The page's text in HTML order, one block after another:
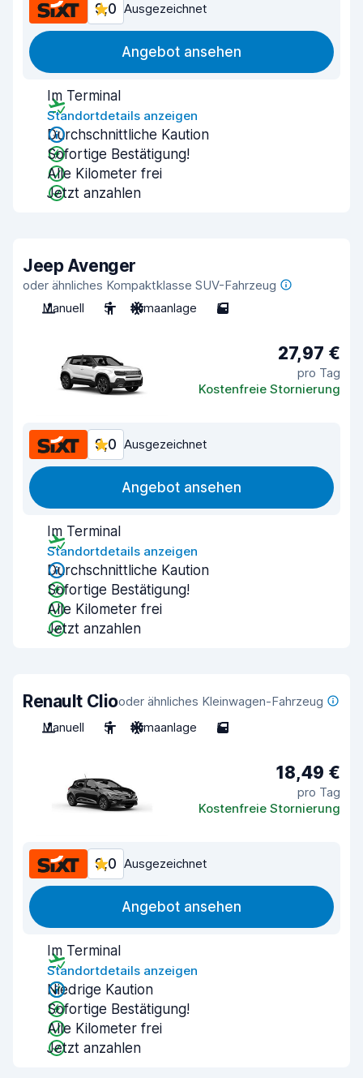
9,0 Ausgezeichnet
Angebot ansehen
Im Terminal
Standortdetails anzeigen
Durchschnittliche Kaution
Sofortige Bestätigung!
Alle Kilometer frei
Jetzt anzahlen
Jeep Avenger
oder ähnliches Kompaktklasse SUV-Fahrzeug
Manuell
5 Klimaanlage 5
27,97 €
pro Tag
Kostenfreie Stornierung
9,0 Ausgezeichnet
Angebot ansehen
Im Terminal
Standortdetails anzeigen
Durchschnittliche Kaution
Sofortige Bestätigung!
Alle Kilometer frei
Jetzt anzahlen
Renault Cliooder ähnliches Kleinwagen-Fahrzeug
Manuell
5 Klimaanlage 5
18,49 €
pro Tag
Kostenfreie Stornierung
9,0 Ausgezeichnet
Angebot ansehen
Im Terminal
Standortdetails anzeigen
Niedrige Kaution
Sofortige Bestätigung!
Alle Kilometer frei
Jetzt anzahlen